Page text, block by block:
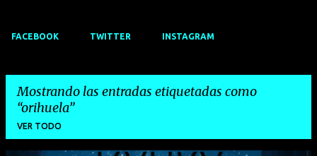
FACEBOOK TWITTER INSTAGRAM
Mostrando las entradas etiquetadas como
orihuela
VER TODO